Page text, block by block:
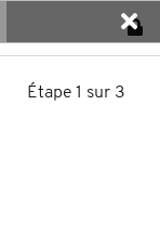
Étape 1 sur 3